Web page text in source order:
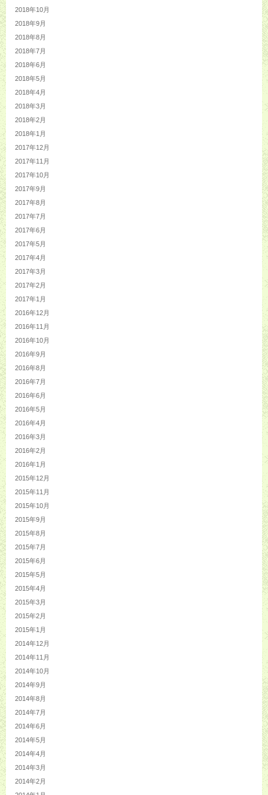
2018年10月
2018年9月
2018年8月
2018年7月
2018年6月
2018年5月
2018年4月
2018年3月
2018年2月
2018年1月
2017年12月
2017年11月
2017年10月
2017年9月
2017年8月
2017年7月
2017年6月
2017年5月
2017年4月
2017年3月
2017年2月
2017年1月
2016年12月
2016年11月
2016年10月
2016年9月
2016年8月
2016年7月
2016年6月
2016年5月
2016年4月
2016年3月
2016年2月
2016年1月
2015年12月
2015年11月
2015年10月
2015年9月
2015年8月
2015年7月
2015年6月
2015年5月
2015年4月
2015年3月
2015年2月
2015年1月
2014年12月
2014年11月
2014年10月
2014年9月
2014年8月
2014年7月
2014年6月
2014年5月
2014年4月
2014年3月
2014年2月